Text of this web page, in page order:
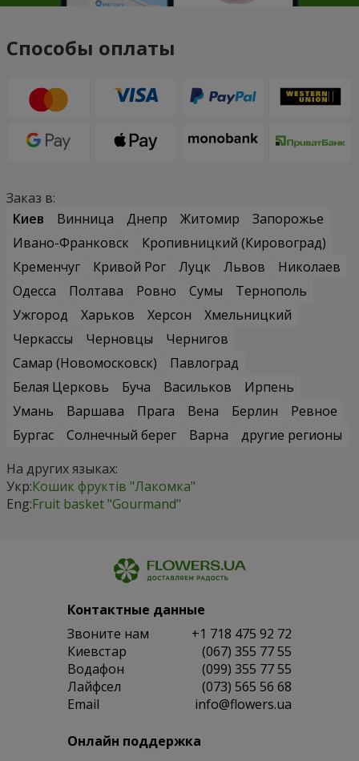
Способы оплаты
Заказ в:
Киев
Винница Днепр Житомир
Запорожье
Ивано-Франковск
Кропивницкий (Кировоград)
Кременчуг
Кривой Рог Луцк Львов
Николаев
Одесса
Полтава Ровно Сумы
Тернополь
Ужгород
Харьков Херсон
Хмельницкий
Черкассы
Черновцы
Чернигов
Самар (Новомосковск)
Павлоград
Белая Церковь
Буча Васильков
Ирпень
Умань
Варшава Прага Вена Берлин
Ревное
Бургас
Солнечный берег Варна
другие регионы
На других языках:
Укр:Кошик фруктів "Лакомка"
Eng:Fruit basket "Gourmand"
Контактные данные
Звоните нам
+1 718 475 92 72
Киевстар
(067) 355 77 55
Водафон
(099) 355 77 55
Лайфсел
(073) 565 56 68
Email
info@flowers.ua
Онлайн поддержка